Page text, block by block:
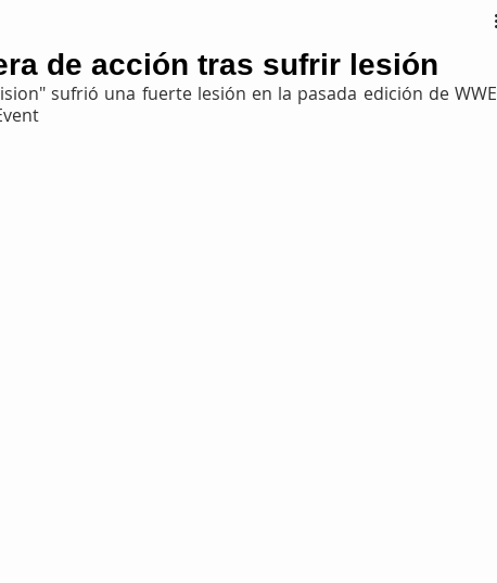
de acción tras sufrir lesión
sufrió una fuerte lesión en la pasada edición de WWE